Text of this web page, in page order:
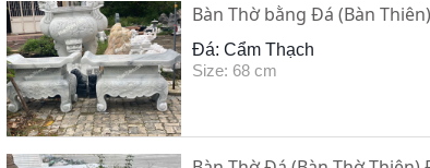
Bàn Thờ bằng Đá (Bàn
Đá: Cẩm Thạch
Size: 68 cm